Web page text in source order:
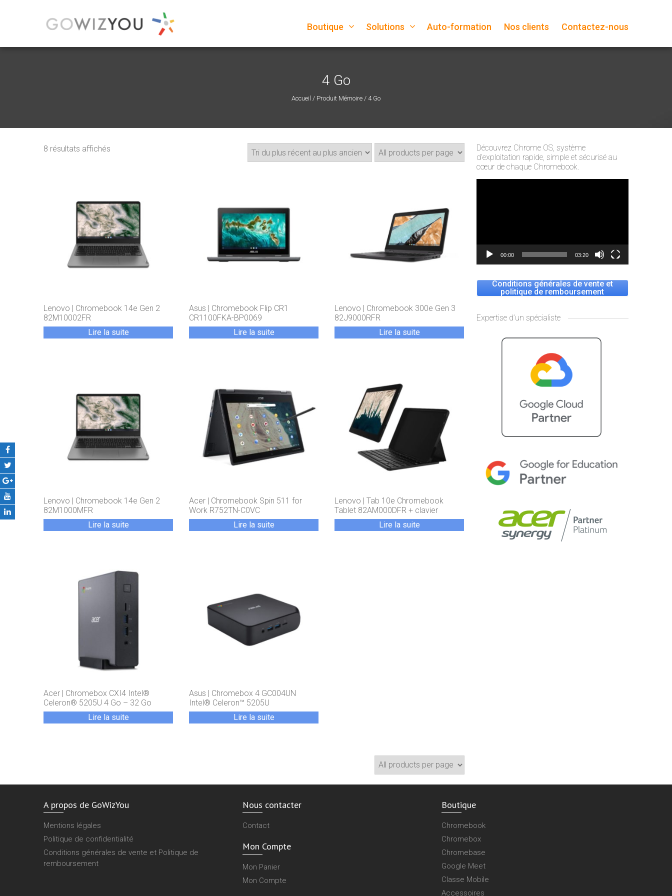
Boutique Solutions Auto-formation Nos clients Contactez-nous
4 Go
Accueil / Produit Mémoire / 4 Go
8 résultats affichés
Lenovo | Chromebook 14e Gen 2
82M10002FR
Lire la suite
Asus | Chromebook Flip CR1
CR1100FKA-BP0069
Lire la suite
Lenovo | Chromebook 300e Gen 3
82J9000RFR
Lire la suite
Lenovo | Chromebook 14e Gen 2
82M1000MFR
Lire la suite
Acer | Chromebook Spin 511 for
Work R752TN-C0VC
Lire la suite
Lenovo | Tab 10e Chromebook
Tablet 82AM000DFR + clavier
Lire la suite
Acer | Chromebox CXI4 Intel®
Celeron® 5205U 4 Go – 32 Go
Lire la suite
Asus | Chromebox 4 GC004UN
Intel® Celeron™ 5205U
Lire la suite
Découvrez Chrome OS, système
d’exploitation rapide, simple et sécurisé au
cœur de chaque Chromebook.
00:00 03:20
Conditions générales de vente et
politique de remboursement
Expertise d’un spécialiste
A propos de GoWizYou
Mentions légales
Politique de confidentialité
Conditions générales de vente et Politique de
remboursement
Nous contacter
Contact
Mon Compte
Mon Panier
Mon Compte
Boutique
Chromebook
Chromebox
Chromebase
Google Meet
Classe Mobile
Accessoires